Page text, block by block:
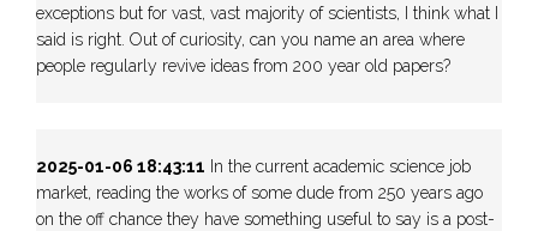
exceptions but for vast, vast majority of scientists, I think what I
said is right. Out of curiosity, can you name an area where
people regularly revive ideas from 200 year old papers?
2025-01-06 18:43:11 In the current academic science job
market, reading the works of some dude from 250 years ago
on the off chance they have something useful to say is a post-